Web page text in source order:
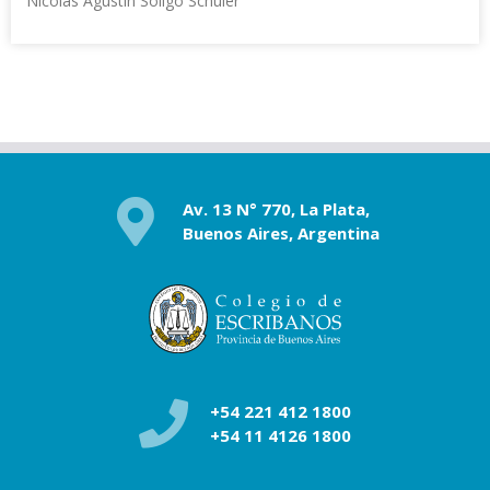
Av. 13 N° 770, La Plata,
Buenos Aires, Argentina
+54 221 412 1800
+54 11 4126 1800